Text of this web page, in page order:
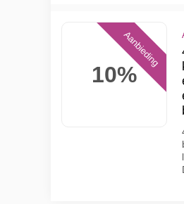
10%
Aanbieding